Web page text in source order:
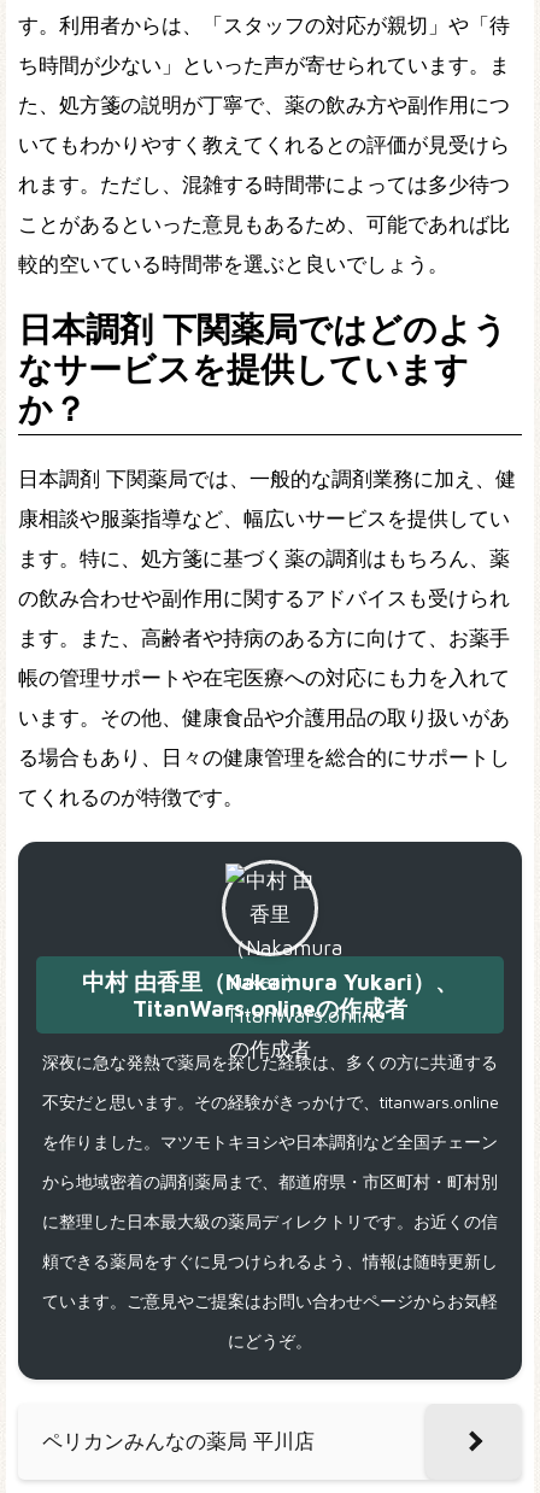
す。利用者からは、「スタッフの対応が親切」や「待
ち時間が少ない」といった声が寄せられています。ま
た、処方箋の説明が丁寧で、薬の飲み方や副作用につ
いてもわかりやすく教えてくれるとの評価が見受けら
れます。ただし、混雑する時間帯によっては多少待つ
ことがあるといった意見もあるため、可能であれば比
較的空いている時間帯を選ぶと良いでしょう。
日本調剤 下関薬局ではどのよう
なサービスを提供しています
か？
日本調剤 下関薬局では、一般的な調剤業務に加え、健
康相談や服薬指導など、幅広いサービスを提供してい
ます。特に、処方箋に基づく薬の調剤はもちろん、薬
の飲み合わせや副作用に関するアドバイスも受けられ
ます。また、高齢者や持病のある方に向けて、お薬手
帳の管理サポートや在宅医療への対応にも力を入れて
います。その他、健康食品や介護用品の取り扱いがあ
る場合もあり、日々の健康管理を総合的にサポートし
てくれるのが特徴です。
中村 由香里（Nakamura Yukari）、
TitanWars.onlineの作成者
深夜に急な発熱で薬局を探した経験は、多くの方に共通する
不安だと思います。その経験がきっかけで、titanwars.online
を作りました。マツモトキヨシや日本調剤など全国チェーン
から地域密着の調剤薬局まで、都道府県・市区町村・町村別
に整理した日本最大級の薬局ディレクトリです。お近くの信
頼できる薬局をすぐに見つけられるよう、情報は随時更新し
ています。ご意見やご提案はお問い合わせページからお気軽
にどうぞ。
ペリカンみんなの薬局 平川店